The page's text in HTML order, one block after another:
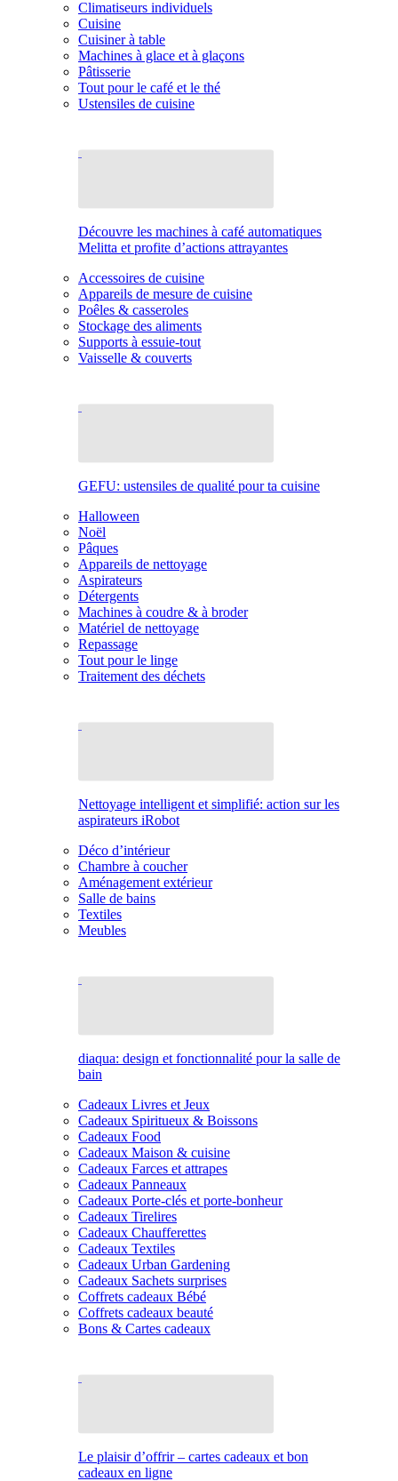
Climatiseurs individuels
Cuisine
Cuisiner à table
Machines à glace et à glaçons
Pâtisserie
Tout pour le café et le thé
Ustensiles de cuisine
Découvre les machines à café automatiques
Melitta et profite d’actions attrayantes
Accessoires de cuisine
Appareils de mesure de cuisine
Poêles & casseroles
Stockage des aliments
Supports à essuie-tout
Vaisselle & couverts
GEFU: ustensiles de qualité pour ta cuisine
Halloween
Noël
Pâques
Appareils de nettoyage
Aspirateurs
Détergents
Machines à coudre & à broder
Matériel de nettoyage
Repassage
Tout pour le linge
Traitement des déchets
Nettoyage intelligent et simplifié: action sur les
aspirateurs iRobot
Déco d’intérieur
Chambre à coucher
Aménagement extérieur
Salle de bains
Textiles
Meubles
diaqua: design et fonctionnalité pour la salle de
bain
Cadeaux Livres et Jeux
Cadeaux Spiritueux & Boissons
Cadeaux Food
Cadeaux Maison & cuisine
Cadeaux Farces et attrapes
Cadeaux Panneaux
Cadeaux Porte-clés et porte-bonheur
Cadeaux Tirelires
Cadeaux Chaufferettes
Cadeaux Textiles
Cadeaux Urban Gardening
Cadeaux Sachets surprises
Coffrets cadeaux Bébé
Coffrets cadeaux beauté
Bons & Cartes cadeaux
Le plaisir d’offrir – cartes cadeaux et bon
cadeaux en ligne